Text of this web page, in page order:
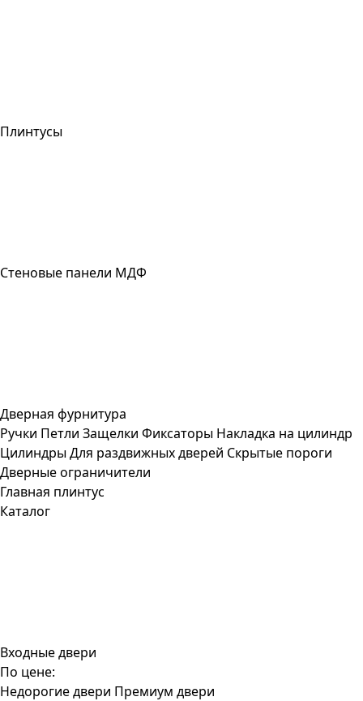
Плинтусы
Стеновые панели МДФ
Дверная фурнитура
Ручки Петли Защелки Фиксаторы Накладка на цилиндр
ЦилиндрыДля раздвижных дверей Скрытые пороги
Дверные ограничители
Главная плинтус
Каталог
Входные двери
По цене:
Недорогие двери Премиум двери